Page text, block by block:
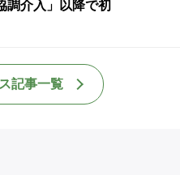
調介入」以降で初
記事一覧